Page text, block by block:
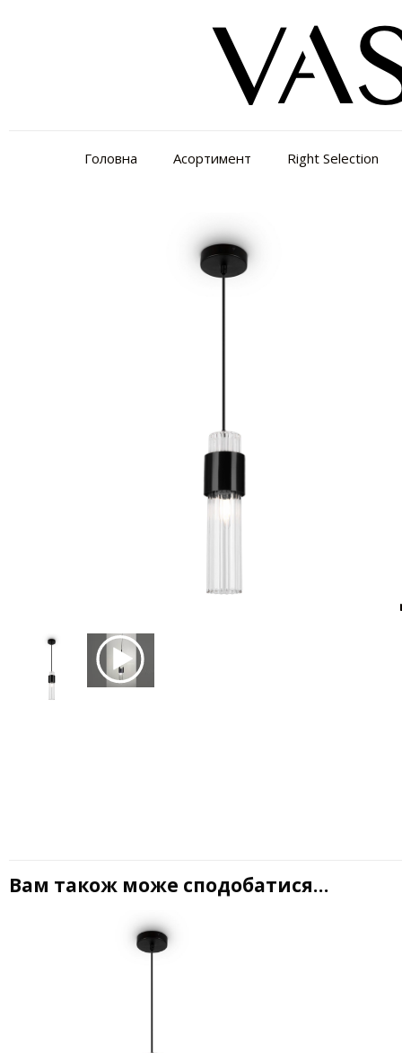
Головна Асортимент Right Selection
Вам також може сподобатися…